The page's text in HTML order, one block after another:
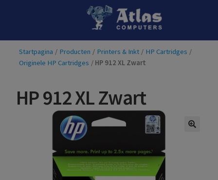
Ga
naar
navigatie
Ga
de
inhoud
Startpagina / Producten / Printers & Inkt / HP Cartridges /
Originele HP Cartridges / HP 912 XL Zwart
HP 912 XL Zwart